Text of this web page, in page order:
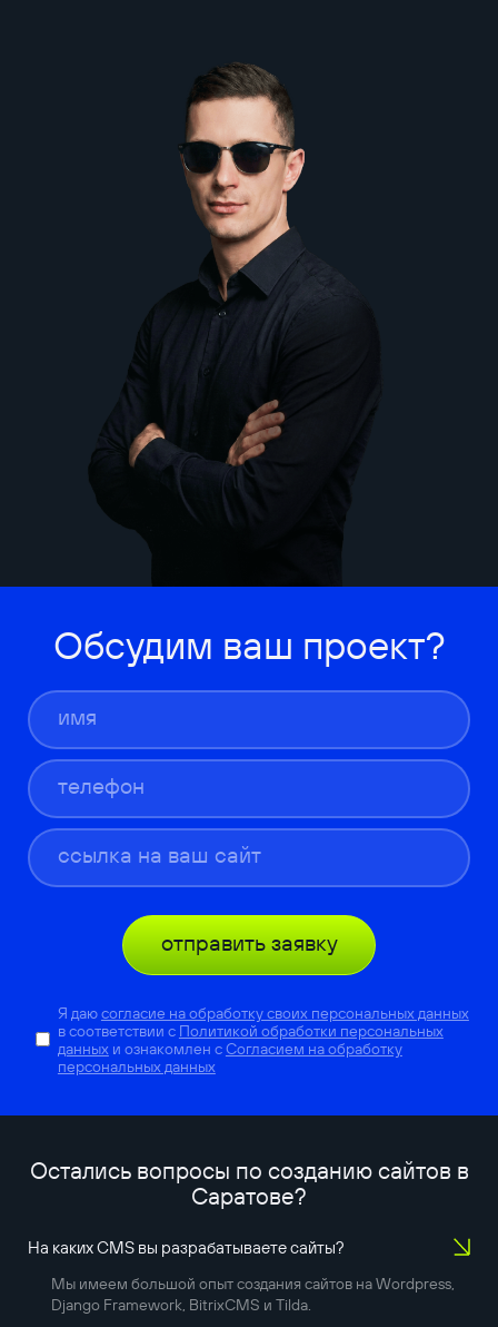
Обсудим ваш проект?
отправить заявку
Я даюсогласие на обработку своих персональных данных
в соответствии с Политикой обработки персональных
данныхи ознакомлен сСогласием на обработку
персональных данных
Остались вопросы по созданию сайтов в
Саратове?
На каких CMS вы разрабатываете сайты?
Мы имеем большой опыт создания сайтов на Wordpress,
Django Framework, BitrixCMS и Tilda.